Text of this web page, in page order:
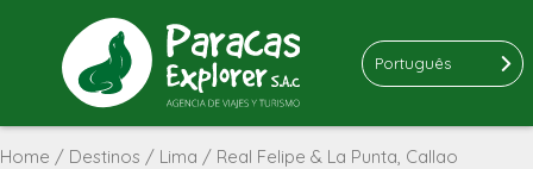
Português
Home / Destinos / Lima / Real Felipe & La Punta, Callao